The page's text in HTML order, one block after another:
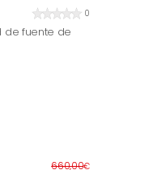
0
de fuente de
660,00€Before